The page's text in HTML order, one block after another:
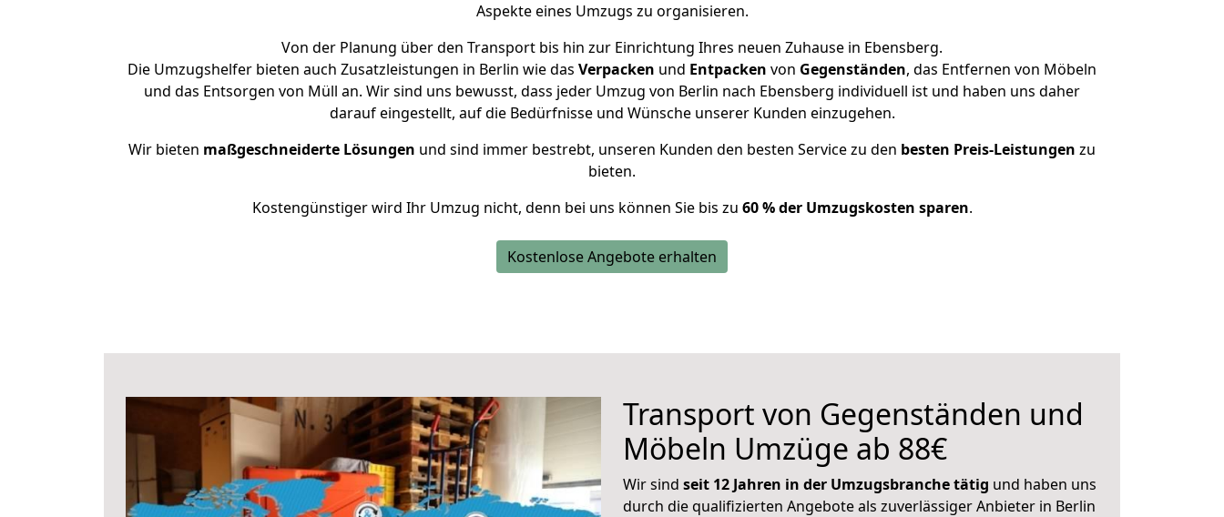
Aspekte eines Umzugs zu organisieren.
Von der Planung über den Transport bis hin zur Einrichtung Ihres neuen Zuhause in Ebensberg.
Die Umzugshelfer bieten auch Zusatzleistungen in Berlin wie das Verpacken und Entpacken von Gegenständen, das Entfernen von Möbeln
und das Entsorgen von Müll an. Wir sind uns bewusst, dass jeder Umzug von Berlin nach Ebensberg individuell ist und haben uns daher
darauf eingestellt, auf die Bedürfnisse und Wünsche unserer Kunden einzugehen.
Wir bieten maßgeschneiderte Lösungen und sind immer bestrebt, unseren Kunden den besten Service zu den besten Preis-Leistungen zu
bieten.
Kostengünstiger wird Ihr Umzug nicht, denn bei uns können Sie bis zu 60 % der Umzugskosten sparen.
Kostenlose Angebote erhalten
Transport von Gegenständen und
Möbeln Umzüge ab 88€
Wir sind seit 12 Jahren in der Umzugsbranche tätig und haben uns
durch die qualifizierten Angebote als zuverlässiger Anbieter in Berlin